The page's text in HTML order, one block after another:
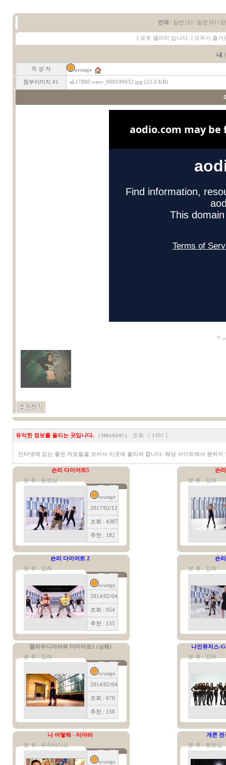
전체 일반 (1) 질문 (0)
[ 포토 갤러리 입니다. ] 모두가 즐거
내
작 성 자 orange
첨부이미지 #1 ak17880.wmv_000199032.jpg (22.0 KB)
ㅎ
유익한 정보를 올리는 곳입니다. ( 2004/04/07 ) 조회 : [ 1491 ]
인터넷에 있는 좋은 자료들을 모아서 이곳에 올리려 합니다. 해당 사이트에서 원하
숀리 다이어트5
분 류 : 동영상
orange
2017/02/12
조회 : 4387
추천 : 182
숀
분 류 : 강좌
숀리 다이어트 2
분 류 : 강좌
orange
2014/02/04
조회 : 954
추천 : 155
숀
분 류 : 강좌
클라우디아쉬퍼 다이어트1 (상체)
분 류 : 강좌
orange
2014/02/04
조회 : 670
추천 : 158
나인뮤지스-
분 류 : 강좌
나 어떻해 - 티아라
분 류 : 뮤직비디오
orange
개콘 전
분 류 : 동영상